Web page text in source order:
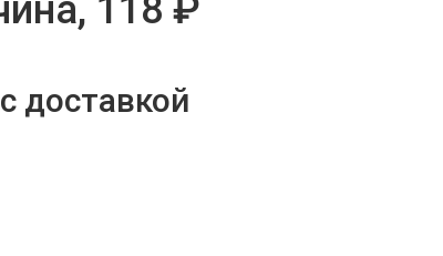
118 ₽
доставкой